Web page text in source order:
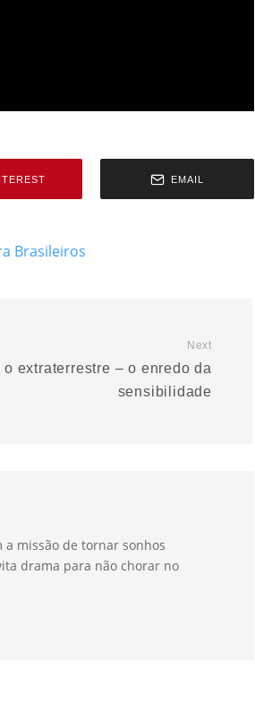
EMAIL
Brasileiros
Next
o extraterrestre – o enredo da
sensibilidade
missão de tornar sonhos
drama para não chorar no